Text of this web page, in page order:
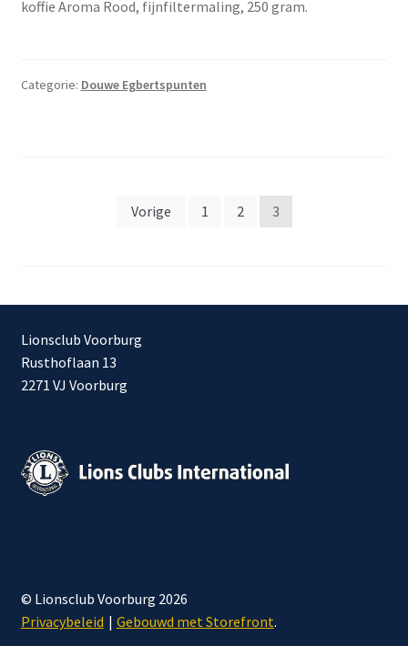
koffie Aroma Rood, fijnfiltermaling, 250 gram.
Categorie: Douwe Egbertspunten
BerichtenVorige 1 2 3
Lionsclub Voorburg
Rusthoflaan 13
2271 VJ Voorburg
© Lionsclub Voorburg 2026
Privacybeleid
Gebouwd met Storefront.